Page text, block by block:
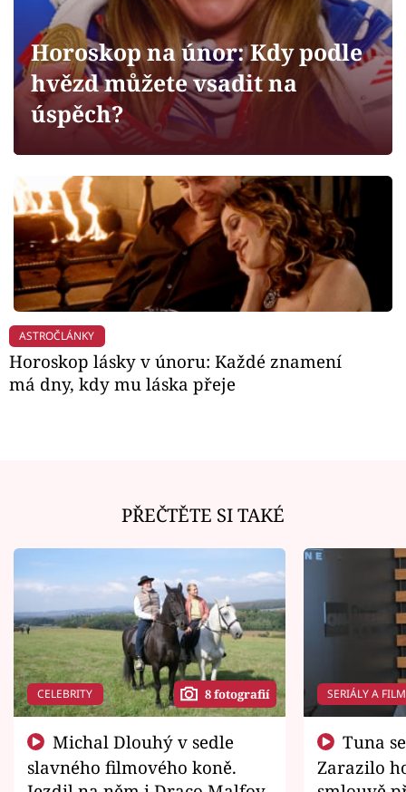
Sledujte prima+
Filmový festival Karlovy Vary
Mámy sobě
Přihlášení
Sledujte nás
Horoskop na únor: Kdy podle
hvězd můžete vsadit na
úspěch?
ASTROČLÁNKY
Horoskop lásky v únoru: Každé znamení
má dny, kdy mu láska přeje
PŘEČTĚTE SI TAKÉ
CELEBRITY 8 fotografií
slavného filmového koně.
SERIÁLY A
Zarazilo